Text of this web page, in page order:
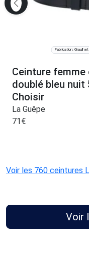
Fabrication: Graulhet
Ceinture femme
doublé bleu nuit
Choisir
La Guêpe
71 €
Voir les 760 ceintures
Voir